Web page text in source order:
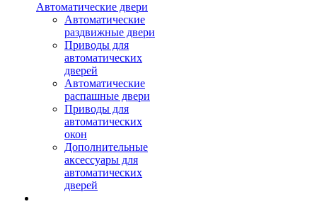
Автоматические двери
Автоматические
раздвижные двери
Приводы для
автоматических
дверей
Автоматические
распашные двери
Приводы для
автоматических
окон
Дополнительные
аксессуары для
автоматических
дверей